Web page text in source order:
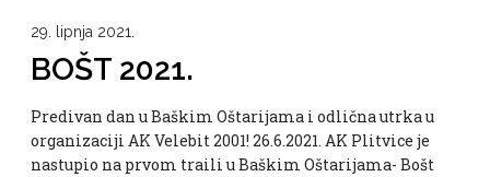
29. lipnja 2021.
BOŠT 2021.
Predivan dan u Baškim Oštarijama i odlična utrka u
organizaciji AK Velebit 2001! 26.6.2021. AK Plitvice je
nastupio na prvom traili u Baškim Oštarijama- Bošt